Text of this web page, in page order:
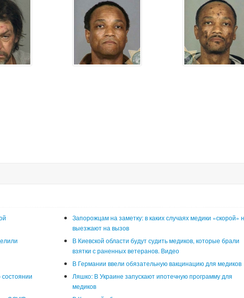
Запорожцам на заметку: в каких случаях медики «скорой»
выезжают на вызов
В Киевской области будут судить медиков, которые брали
взятки с раненных ветеранов. Видео
В Германии ввели обязательную вакцинацию для медиков
Ляшко: В Украине запускают ипотечную программу для
медиков